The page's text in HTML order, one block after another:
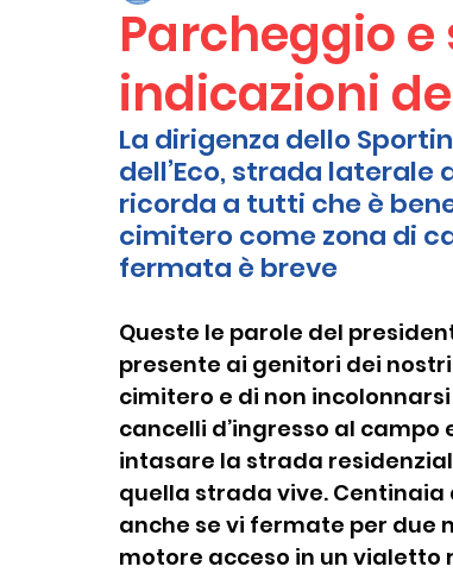
Parcheggio e
indicazioni
La dirigenza dello
dell’Eco, strada
ricorda a tutti che è
cimitero come zona di
fermata è breve
Queste le parole del
presente ai genitori dei
cimitero e di non incolonnarsi
cancelli d’ingresso al campo
intasare la strada
quella strada vive.
anche se vi fermate per due
motore acceso in un vialetto